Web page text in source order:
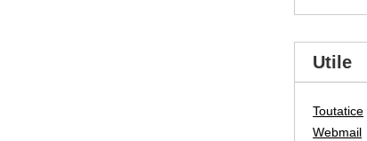
Utile
Toutatice
Webmail